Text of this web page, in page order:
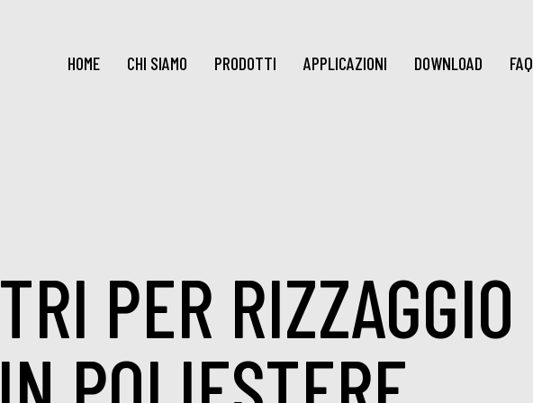
HOME CHI SIAMO PRODOTTI APPLICAZIONI DOWNLOAD FAQ
PER RIZZAGGIO